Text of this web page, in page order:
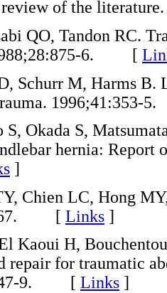
review of the
QO, Tandon RC.
6. [
Schurr M, Harms
S, Okada S,
hernia: Report
]
Chien LC, Hong
[ Links ]
Kaoui H,
repair for traumatic
9. [ Links ]